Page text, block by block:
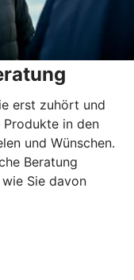
erst zuhört und
in den
und Wünschen.
Beratung
Sie davon